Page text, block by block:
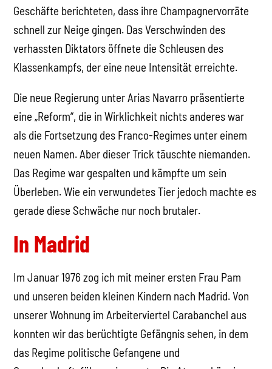
Geschäfte berichteten, dass ihre Champagnervorräte
schnell zur Neige gingen. Das Verschwinden des
verhassten Diktators öffnete die Schleusen des
Klassenkampfs, der eine neue Intensität erreichte.
Die neue Regierung unter Arias Navarro präsentierte
eine „Reform“, die in Wirklichkeit nichts anderes war
als die Fortsetzung des Franco-Regimes unter einem
neuen Namen. Aber dieser Trick täuschte niemanden.
Das Regime war gespalten und kämpfte um sein
Überleben. Wie ein verwundetes Tier jedoch machte es
gerade diese Schwäche nur noch brutaler.
In Madrid
Im Januar 1976 zog ich mit meiner ersten Frau Pam
und unseren beiden kleinen Kindern nach Madrid. Von
unserer Wohnung im Arbeiterviertel Carabanchel aus
konnten wir das berüchtigte Gefängnis sehen, in dem
das Regime politische Gefangene und